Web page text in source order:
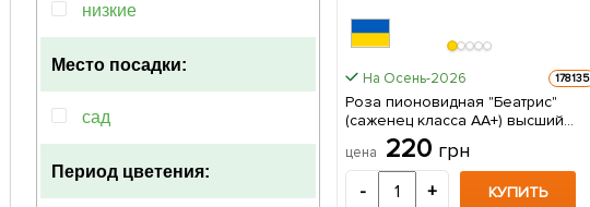
низкие
Место посадки:
сад
Период цветения:
На Осень-2026 178135
Роза пионовидная "Беатрис"
(саженец класса АА+) высший
сорт 1 саженец в упаковке
цена 220 грн
- + КУПИТЬ